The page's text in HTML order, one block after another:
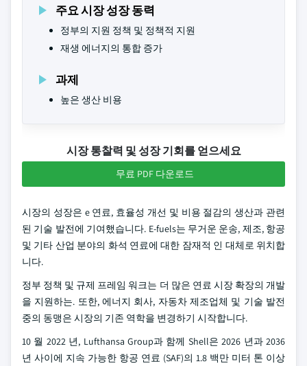
주요 시장 성장 동력
정부의 지원 정책 및 정책적 지원
재생 에너지의 통합 증가
과제
높은 생산 비용
시장 통찰력 및 성장 기회를 얻으세요
무료 PDF 다운로드
시장의 성장은 e 연료, 효율성 개선 및 비용 절감의 생산과 관련
된 기술 발전에 기여했습니다. E-fuels는 무거운 운송, 제조, 항공
및 기타 산업 분야의 화석 연료에 대한 잠재적 인 대체로 위치합
니다.
정부 정책 및 규제 프레임 워크는 더 많은 연료 시장 확장의 개발
을 지원하는. 또한, 에너지 회사, 자동차 제조업체 및 기술 발전
중의 동맹은 시장의 기존 역학을 변경하기 시작합니다.
10 월 2022 년, Lufthansa Group과 함께 Shell은 2026 년과 2036
년 사이에 지속 가능한 항공 연료 (SAF)의 1.8 백만 미터 톤 이상